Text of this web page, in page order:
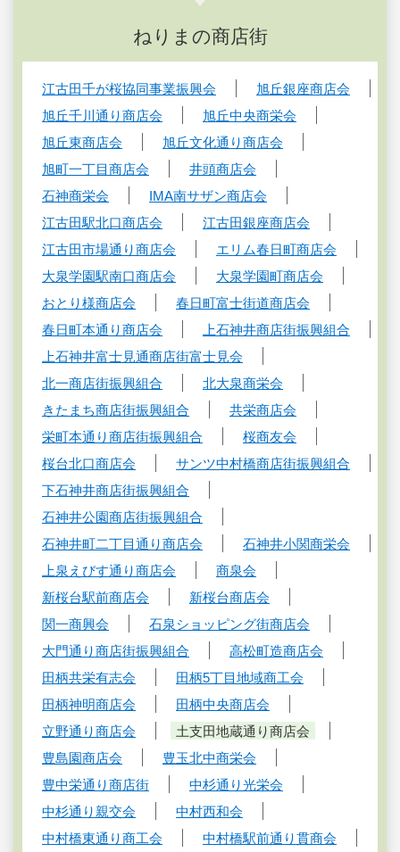
ねりまの商店街
江古田千が桜協同事業振興会
旭丘銀座商店会
旭丘千川通り商店会
旭丘中央商栄会
旭丘東商店会
旭丘文化通り商店会
旭町一丁目商店会
井頭商店会
石神商栄会
IMA南サザン商店会
江古田駅北口商店会
江古田銀座商店会
江古田市場通り商店会
エリム春日町商店会
大泉学園駅南口商店会
大泉学園町商店会
おとり様商店会
春日町富士街道商店会
春日町本通り商店会
上石神井商店街振興組合
上石神井富士見通商店街富士見会
北一商店街振興組合
北大泉商栄会
きたまち商店街振興組合
共栄商店会
栄町本通り商店街振興組合
桜商友会
桜台北口商店会
サンツ中村橋商店街振興組合
下石神井商店街振興組合
石神井公園商店街振興組合
石神井町二丁目通り商店会
石神井小関商栄会
上泉えびす通り商店会
商泉会
新桜台駅前商店会
新桜台商店会
関一商興会
石泉ショッピング街商店会
大門通り商店街振興組合
高松町造商店会
田柄共栄有志会
田柄5丁目地域商工会
田柄神明商店会
田柄中央商店会
立野通り商店会
土支田地蔵通り商店会
豊島園商店会
豊玉北中商栄会
豊中栄通り商店街
中杉通り光栄会
中杉通り親交会
中村西和会
中村橋東通り商工会
中村橋駅前通り貫商会